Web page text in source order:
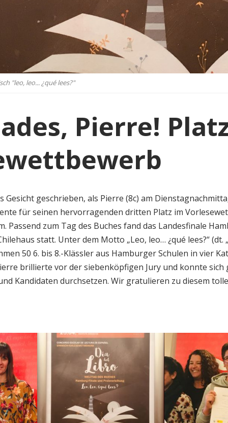
"leo, leo... ¿qué lees?"
Pierre!
Gesicht geschrieben, als Pierre (8c) am
für seinen hervorragenden dritten Platz im
Passend zum Tag des Buches fand das Landesfinale
statt. Unter dem Motto „Leo, leo… ¿qué lees?“ (dt.
50 6. bis 8.-Klässler aus Hamburger Schulen in vier
brillierte vor der siebenköpfigen Jury und konnte sich
Kandidaten durchsetzen. Wir gratulieren zu diesem